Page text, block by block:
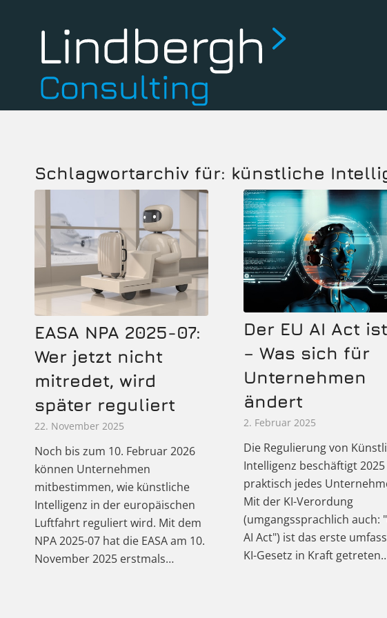
Schlagwortarchiv für: künstliche
EASA NPA 2025-07:
Wer jetzt nicht
mitredet, wird
später reguliert
22. November 2025
Noch bis zum 10. Februar 2026
können Unternehmen
mitbestimmen, wie künstliche
Intelligenz in der europäischen
Luftfahrt reguliert wird. Mit dem
NPA 2025-07 hat die EASA am 10.
November 2025 erstmals…
Der EU AI Act
– Was sich für
Unternehmen
ändert
2. Februar 2025
Die Regulierung von
Intelligenz beschäftigt 2025
praktisch jedes
Mit der KI-Verordung
(umgangssprachlich auch:
AI Act") ist das erste
KI-Gesetz in Kraft